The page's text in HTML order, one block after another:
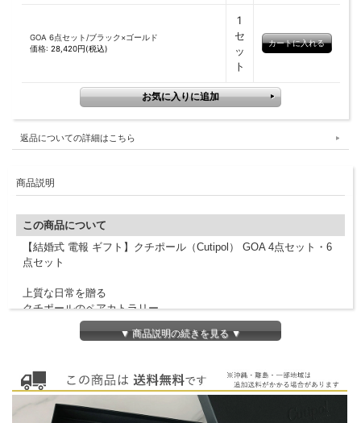
GOA 6点セット/ブラック×ゴールド
価格: 28,420円(税込)
1
セ
ッ
ト
返品についての詳細はこちら
商品説明
この商品について
【結婚式 電報 ギフト】クチポール（Cutipol） GOA 4点セット・6
点セット
上質な日常を贈る
クチポールのペアカトラリー
ディナーフォーク（全長217mm）
テーブルスプーン（全長211mm）
ディナーナイフ（全長223mm）
▼ 商品説明の続きを見る ▼